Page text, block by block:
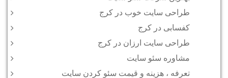
طراحی سایت خوب در کرج
کفسابی در کرج
طراحی سایت ارزان در کرج
مشاوره سئو سایت
تعرفه ، هزینه و قیمت سئو کردن سایت